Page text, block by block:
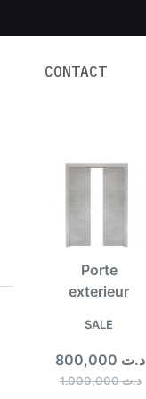
CONTACT
Porte
exterieur
SALE
SALE
د.ت1.000,000
د.ت